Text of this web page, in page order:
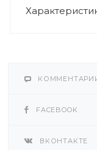
FACEBOOK
ВКОНТАКТЕ